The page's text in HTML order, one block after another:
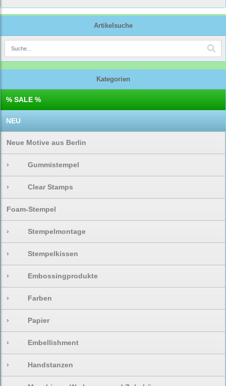
Artikelsuche
Kategorien
% SALE %
NEU
Neue Motive aus Berlin
› Gummistempel
› Clear Stamps
Foam-Stempel
› Stempelmontage
› Stempelkissen
› Embossingprodukte
› Farben
› Papier
› Embellishment
› Handstanzen